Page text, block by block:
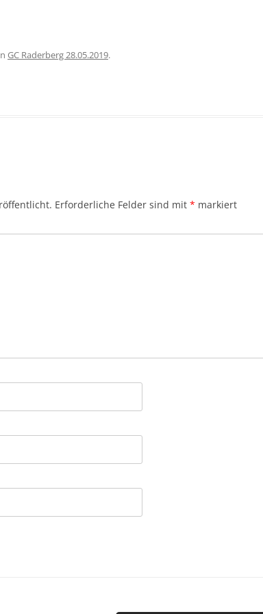
GC Raderberg 28.05.2019.
Erforderliche Felder sind mit * markiert